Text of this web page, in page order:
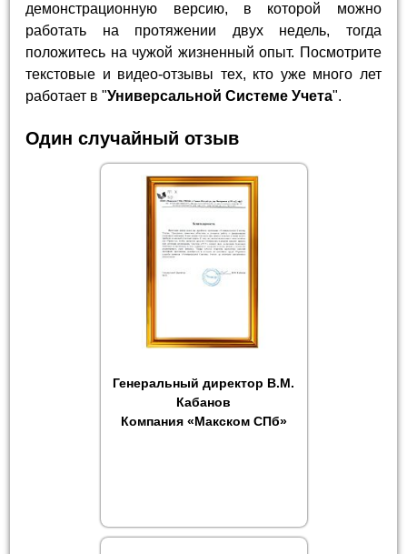
демонстрационную версию, в которой можно
работать на протяжении двух недель, тогда
положитесь на чужой жизненный опыт. Посмотрите
текстовые и видео-отзывы тех, кто уже много лет
работает в "Универсальной Системе Учета".
Один случайный отзыв
Генеральный директор В.М.
Кабанов
Компания «Макском СПб»